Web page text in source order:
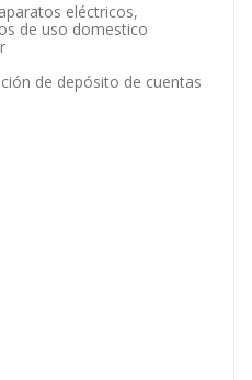
eléctricos,
de uso domestico
de depósito de cuentas